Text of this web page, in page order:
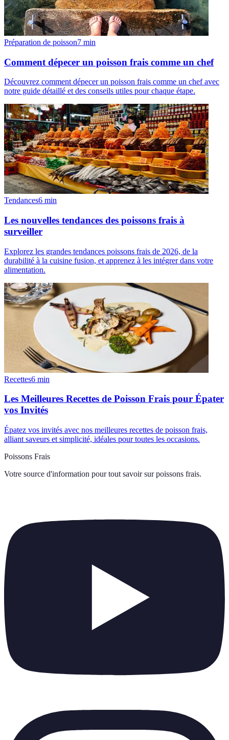
Préparation de poisson7 min
Comment dépecer un poisson frais comme un chef
Découvrez comment dépecer un poisson frais comme un chef avec
notre guide détaillé et des conseils utiles pour chaque étape.
Tendances6 min
Les nouvelles tendances des poissons frais à
surveiller
Explorez les grandes tendances poissons frais de 2026, de la
durabilité à la cuisine fusion, et apprenez à les intégrer dans votre
alimentation.
Recettes6 min
Les Meilleures Recettes de Poisson Frais pour Épater
vos Invités
Épatez vos invités avec nos meilleures recettes de poisson frais,
alliant saveurs et simplicité, idéales pour toutes les occasions.
Poissons Frais
Votre source d'information pour tout savoir sur poissons frais.